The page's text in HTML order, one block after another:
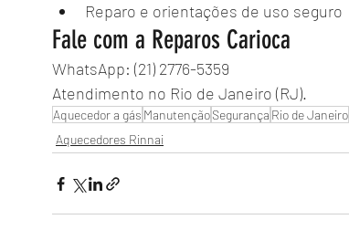
Reparo e orientações de uso seguro
Fale com a Reparos Carioca
WhatsApp: (21) 2776-5359
Atendimento no Rio de Janeiro (RJ).
Aquecedor a gás ManutençãoSegurança Rio de Janeiro
Aquecedores Rinnai